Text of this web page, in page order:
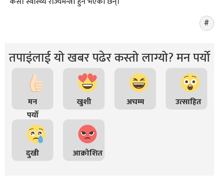
तपाइंलाई यो खबर पढेर कस्तो लाग्यो? मन पर्यो
मन
पर्यो
खुशी अचम्म उत्साहित
दुखी आक्रोशित